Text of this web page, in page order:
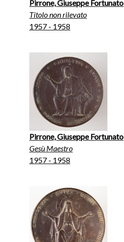
Pirrone, Giuseppe Fortunato
Titolo non rilevato
1957 - 1958
Pirrone, Giuseppe Fortunato
Gesù Maestro
1957 - 1958